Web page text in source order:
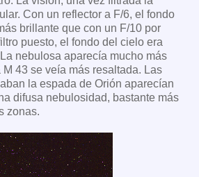
Con un reflector a F/6, el fondo
brillante que con un F/10 por
puesto, el fondo del cielo era
nebulosa aparecía mucho más
43 se veía más resaltada. Las
la espada de Orión aparecían
difusa nebulosidad, bastante más
zonas.